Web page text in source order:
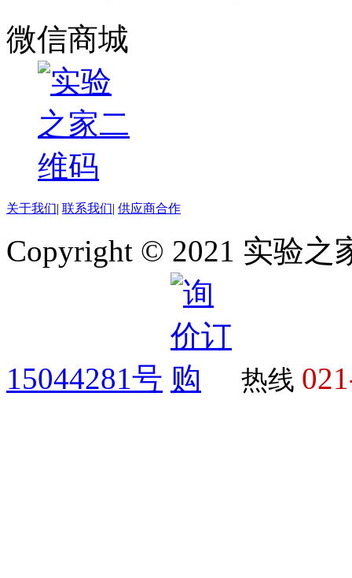
微信商城
关于我们| 联系我们| 供应商合作
Copyright © 2021 实验之
15044281号 热线